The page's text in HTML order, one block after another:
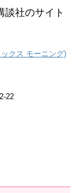
談社のサイト
クス モーニング)
22